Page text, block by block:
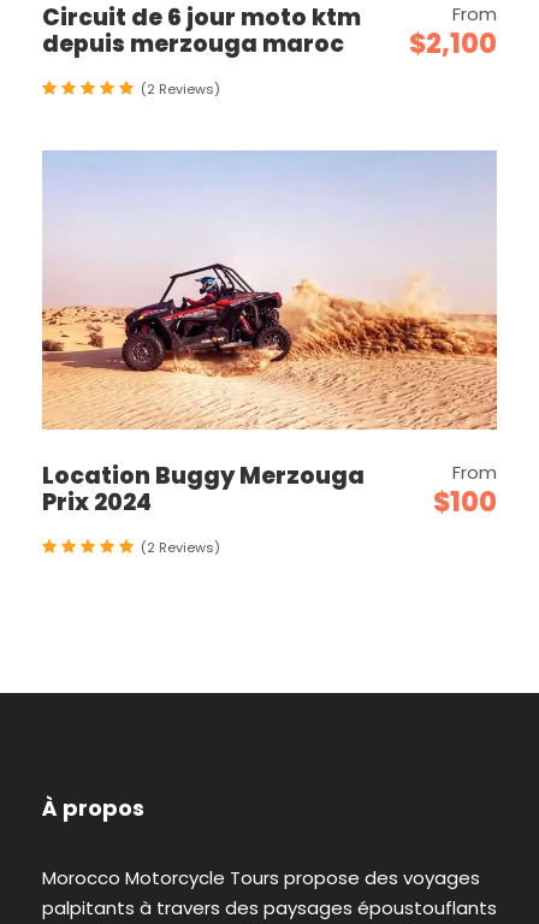
Circuit de 6 jour moto ktm
depuis merzouga maroc
From
$2,100
(2 Reviews)
Location Buggy Merzouga
Prix 2024
From
$100
(2 Reviews)
À propos
Morocco Motorcycle Tours propose des voyages
palpitants à travers des paysages époustouflants